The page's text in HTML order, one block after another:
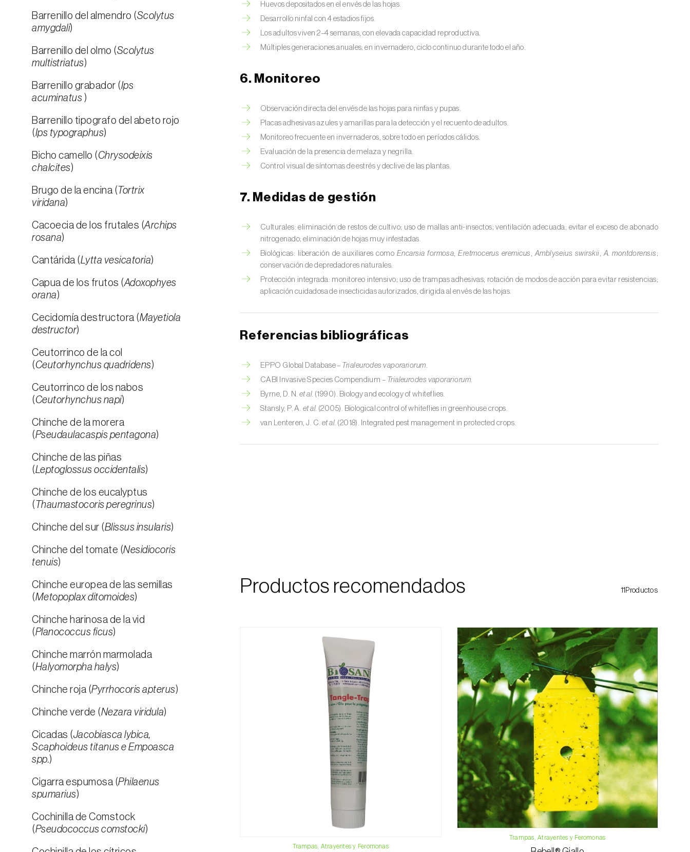
Barrenillo del almendro (Scolytus
amygdali)
Barrenillo del olmo (Scolytus
multistriatus)
Barrenillo grabador (Ips
acuminatus )
Barrenillo tipografo del abeto rojo
(Ips typographus)
Bicho camello (Chrysodeixis
chalcites)
Brugo de la encina ( Tortrix
viridana)
Cacoecia de los frutales (Archips
rosana)
Cantárida (Lytta vesicatoria)
Capua de los frutos (Adoxophyes
orana)
Cecidomía destructora (Mayetiola
destructor)
Ceutorrinco de la col
(Ceutorhynchus quadridens)
Ceutorrinco de los nabos
(Ceutorhynchus napi)
Chinche de la morera
(Pseudaulacaspis pentagona)
Chinche de las piñas
(Leptoglossus occidentalis)
Chinche de los eucalyptus
( Thaumastocoris peregrinus)
Chinche del sur (Blissus insularis)
Chinche del tomate (Nesidiocoris
tenuis)
Chinche europea de las semillas
(Metopoplax ditomoides)
Chinche harinosa de la vid
(Planococcus ficus)
Chinche marrón marmolada
(Halyomorpha halys)
Chinche roja (Pyrrhocoris apterus)
Chinche verde (Nezara viridula)
Cicadas (Jacobiasca lybica,
Scaphoideus titanus e Empoasca
spp.)
Cigarra espumosa (Philaenus
spumarius)
Cochinilla de Comstock
(Pseudococcus comstocki)
Huevos depositados en el envés de las hojas.
Desarrollo ninfal con 4 estadios fijos.
Los adultos viven 2–4 semanas, con elevada capacidad reproductiva.
Múltiples generaciones anuales; en invernadero, ciclo continuo durante todo el año.
6. Monitoreo
Observación directa del envés de las hojas para ninfas y pupas.
Placas adhesivas azules y amarillas para la detección y el recuento de adultos.
Monitoreo frecuente en invernaderos, sobre todo en períodos cálidos.
Evaluación de la presencia de melaza y negrilla.
Control visual de síntomas de estrés y declive de las plantas.
7. Medidas de gestión
Culturales: eliminación de restos de cultivo; uso de mallas anti-insectos; ventilación adecuada; evitar el exceso de abonado
nitrogenado; eliminación de hojas muy infestadas.
Biológicas: liberación de auxiliares como Encarsia formosa,Eretmocerus eremicus ,Amblyseius swirskii,A. montdorensis ;
conservación de depredadores naturales.
Protección integrada: monitoreo intensivo; uso de trampas adhesivas; rotación de modos de acción para evitar resistencias;
aplicación cuidadosa de insecticidas autorizados, dirigida al envés de las hojas.
Referencias bibliográficas
EPPO Global Database – Trialeurodes vaporariorum
CABI Invasive Species Compendium – Trialeurodes vaporariorum
Byrne, D. N. et al. (1990). Biology and ecology of whiteflies.
Stansly, P. A. et al. (2005). Biological control of whiteflies in greenhouse crops.
van Lenteren, J. C. et al. (2018). Integrated pest management in protected crops.
Productos recomendados 11Productos
Trampas, Atrayentes y Feromonas
Trampas, Atrayentes y Feromonas